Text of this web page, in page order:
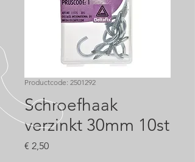
Productcode: 2501292
Schroefhaak
verzinkt 30mm 10st
€ 2,50Prijs